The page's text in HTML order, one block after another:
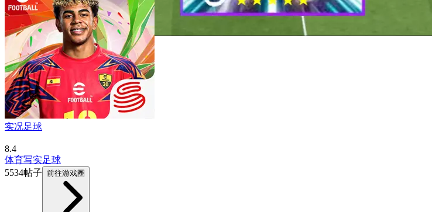
实况足球
8.4
体育写实足球
5534帖子 前往游戏圈